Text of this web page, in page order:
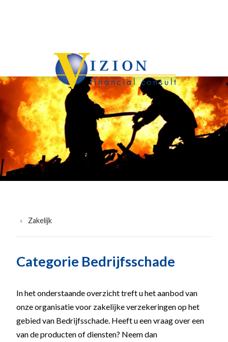
Zakelijk
Categorie Bedrijfsschade
In het onderstaande overzicht treft u het aanbod van
onze organisatie voor zakelijke verzekeringen op het
gebied van Bedrijfsschade. Heeft u een vraag over een
van de producten of diensten? Neem dan